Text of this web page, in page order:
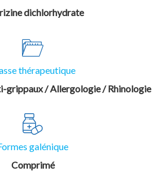
dichlorhydrate
thérapeutique
grippaux / Allergologie / Rhinologie
galénique
Comprimé